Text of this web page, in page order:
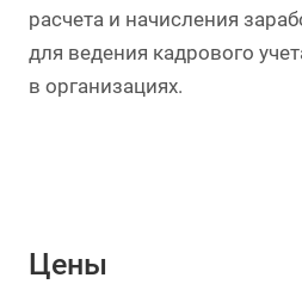
расчета и начисления
для ведения кадрового
в организациях.
Цены